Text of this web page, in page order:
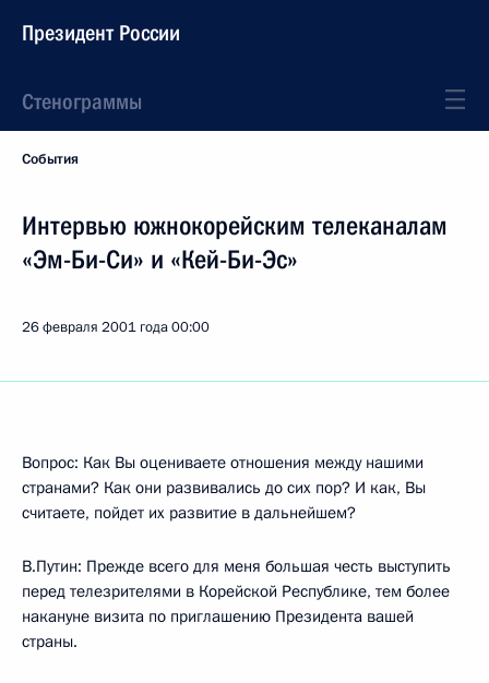
Президент России
Стенограммы
События
Интервью южнокорейским телеканалам
«Эм-Би-Си» и «Кей-Би-Эс»
26 февраля 2001 года00:00
Вопрос: Как Вы оцениваете отношения между нашими
странами? Как они развивались до сих пор? И как, Вы
считаете, пойдет их развитие в дальнейшем?
В.Путин: Прежде всего для меня большая честь выступить
перед телезрителями в Корейской Республике, тем более
накануне визита по приглашению Президента вашей
страны.